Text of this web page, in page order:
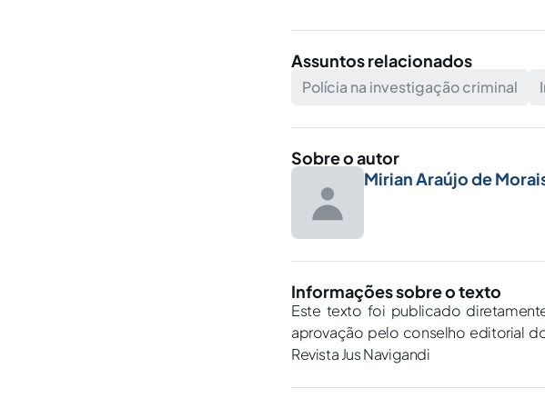
Assuntos relacionados
Polícia na investigação criminal
Sobre o autor
Mirian Araújo de
Informações sobre o texto
Este texto foi publicado
aprovação pelo conselho editorial
Revista Jus Navigandi